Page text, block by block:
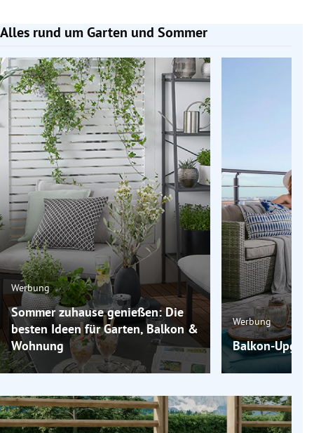
Alles rund um Garten und Sommer
Slide 1 von 6
Werbung
Sommer zuhause genießen: Die
besten Ideen für Garten, Balkon &
Wohnung
Werbung
Balkon-